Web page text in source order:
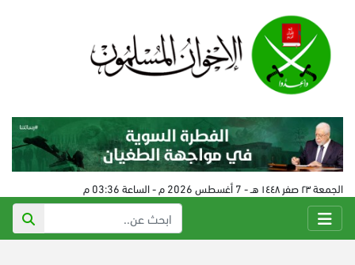
الجمعة ٢٣ صفر ١٤٤٨ هـ - 7 أغسطس 2026 م - الساعة 03:36 م